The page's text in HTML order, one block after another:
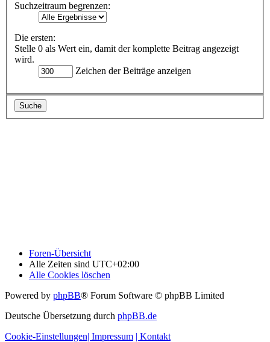
Suchzeitraum begrenzen:
Die ersten:
Stelle 0 als Wert ein, damit der komplette Beitrag angezeigt
wird.
Zeichen der Beiträge anzeigen
Foren-Übersicht
Alle Zeiten sind UTC+02:00
Alle Cookies löschen
Powered by phpBB® Forum Software © phpBB Limited
Deutsche Übersetzung durch phpBB.de
Cookie-Einstellungen| Impressum | Kontakt